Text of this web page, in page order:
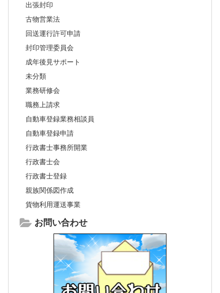
出張封印
古物営業法
回送運行許可申請
封印管理委員会
成年後見サポート
未分類
業務研修会
職務上請求
自動車登録業務相談員
自動車登録申請
行政書士事務所開業
行政書士会
行政書士登録
親族関係図作成
貨物利用運送事業
お問い合わせ